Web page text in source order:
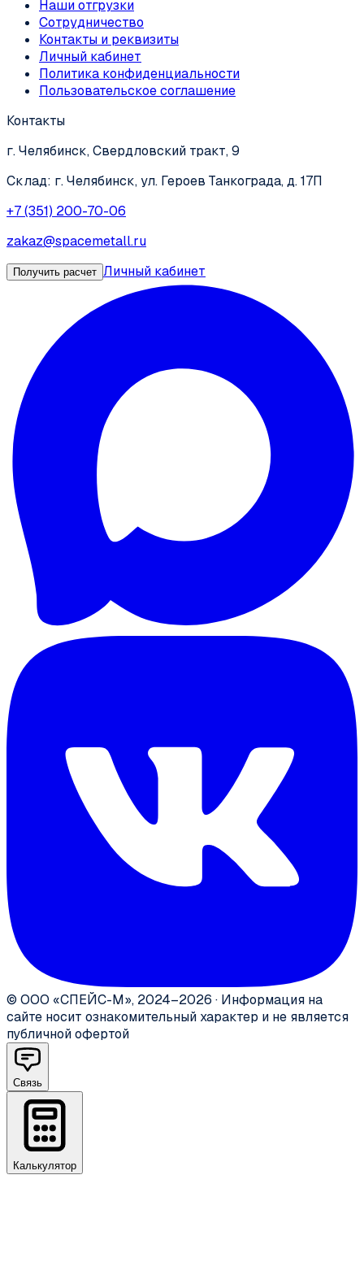
Наши отгрузки
Сотрудничество
Контакты и реквизиты
Личный кабинет
Политика конфиденциальности
Пользовательское соглашение
Контакты
г. Челябинск, Свердловский тракт, 9
Склад: г. Челябинск, ул. Героев Танкограда, д. 17П
+7 (351) 200-70-06
zakaz@spacemetall.ru
Получить расчет Личный кабинет
© ООО «СПЕЙС-М», 2024–2026 · Информация на
сайте носит ознакомительный характер и не является
публичной офертой
Связь
Калькулятор